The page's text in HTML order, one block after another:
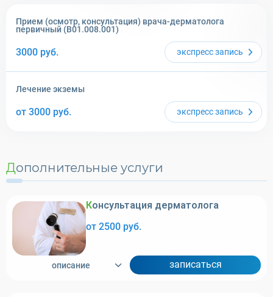
Прием (осмотр, консультация) врача-дерматолога
первичный (B01.008.001)
3000 руб. экспрессзапись
Лечение экземы
от 3000 руб. экспрессзапись
Дополнительные услуги
Консультация дерматолога
от 2500 руб.
описание записаться